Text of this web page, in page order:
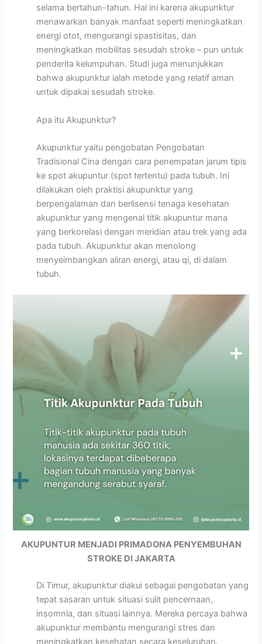
selama bertahun-tahun. Hal ini karena akupunktur
menawarkan banyak manfaat seperti meningkatkan
energi otot, mengurangi spastisitas, dan
meningkatkan mobilitas sesudah stroke – pun untuk
penderita kelumpuhan. Studi juga menunjukkan
bahwa akupunktur ialah metode yang relatif aman
untuk dipakai sesudah stroke.
Apa itu Akupunktur?
Akupunktur yaitu pengobatan Pengobatan
Tradisional Cina dengan cara penempatan jarum tipis
ke spot akupuntur (spot tertentu) pada tubuh. Ini
dilakukan oleh praktisi akupunktur yang
berpengalaman dan berlisensi tenaga kesehatan
akupunktur yang mengenal titik akupuntur mana
yang berkorelasi dengan meridian atau trek yang ada
pada tubuh. Akupunktur akan menolong
menyeimbangkan aliran energi, atau qi, di dalam
tubuh.
AKUPUNTUR MENJADI PRIMADONA PENYEMBUHAN
STROKE DI JAKARTA
Di Timur, akupunktur diakui sebagai pengobatan yang
tepat sasaran untuk situasi sulit pencernaan,
insomnia, dan situasi lainnya. Mereka percaya bahwa
akupunktur membantu mengurangi stres dan
meningkatkan kesehatan secara keseluruhan.